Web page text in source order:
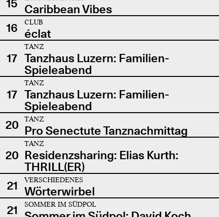
15 Caribbean Vibes
16
CLUB
éclat
17
TANZ
Tanzhaus Luzern: Familien-
Spieleabend
17
TANZ
Tanzhaus Luzern: Familien-
Spieleabend
20
TANZ
Pro Senectute Tanznachmittag
20
TANZ
Residenzsharing: Elias Kurth:
THRILL(ER)
21
VERSCHIEDENES
Wörterwirbel
21
SOMMER IM SÜDPOL